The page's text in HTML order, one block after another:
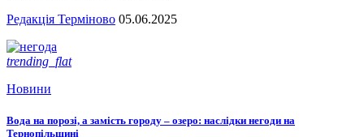
Редакція Терміново 05.06.2025
trending_flat
Новини
Вода на порозі, а замість городу – озеро: наслідки негоди на
Тернопільщині